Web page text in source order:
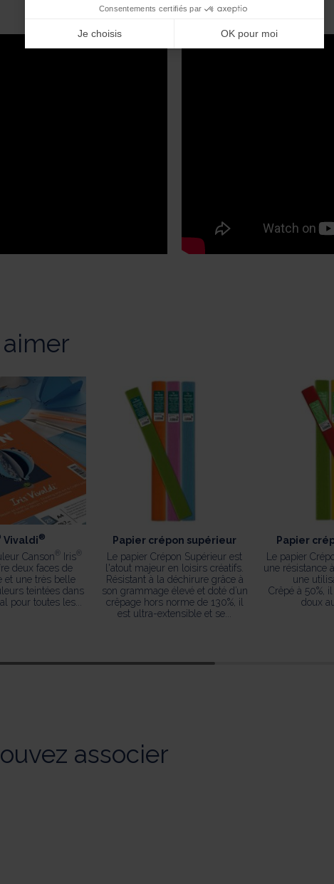
Vivaldi®
Canson ® Iris ®
deux faces de
et une très belle
teintées dans
pour toutes les...
Papier crépon supérieur
Le papier Crépon Supérieur est
l'atout majeur en loisirs créatifs.
Résistant à la déchirure grâce à
son grammage élevé et doté d’un
crêpage hors norme de 130%, il
est ultra-extensible et se...
Papier
Le papier
une résistance
une
Crêpé à 50%,
doux
associer
Consentements certifiés par
Je choisis OK pour moi